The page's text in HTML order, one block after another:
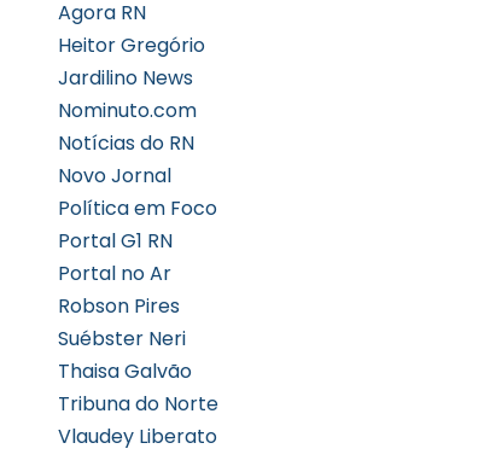
Agora RN
Heitor Gregório
Jardilino News
Nominuto.com
Notícias do RN
Novo Jornal
Política em Foco
Portal G1 RN
Portal no Ar
Robson Pires
Suébster Neri
Thaisa Galvão
Tribuna do Norte
Vlaudey Liberato